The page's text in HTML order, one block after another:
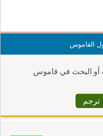
القاموس
أو البحث في قاموس